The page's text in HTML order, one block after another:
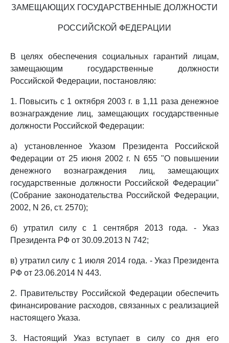
ЗАМЕЩАЮЩИХ ГОСУДАРСТВЕННЫЕ ДОЛЖНОСТИ
РОССИЙСКОЙ ФЕДЕРАЦИИ
В целях обеспечения социальных гарантий лицам,
замещающим государственные должности
Российской Федерации, постановляю:
1. Повысить с 1 октября 2003 г. в 1,11 раза денежное
вознаграждение лиц, замещающих государственные
должности Российской Федерации:
а) установленное Указом Президента Российской
Федерации от 25 июня 2002 г. N 655 "О повышении
денежного вознаграждения лиц, замещающих
государственные должности Российской Федерации"
(Собрание законодательства Российской Федерации,
2002, N 26, ст. 2570);
б) утратил силу с 1 сентября 2013 года. - Указ
Президента РФ от 30.09.2013 N 742;
в) утратил силу с 1 июля 2014 года. - Указ Президента
РФ от 23.06.2014 N 443.
2. Правительству Российской Федерации обеспечить
финансирование расходов, связанных с реализацией
настоящего Указа.
3. Настоящий Указ вступает в силу со дня его